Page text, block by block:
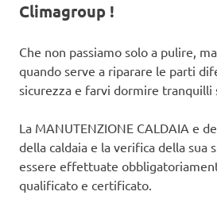
Climagroup !
Che non passiamo solo a pulire,
quando serve a riparare le parti
sicurezza e farvi dormire tranquilli
La MANUTENZIONE CALDAIA e
della caldaia e la verifica della sua
essere effettuate
qualificato e certificato.